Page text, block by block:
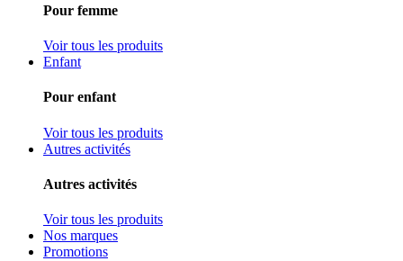
Pour femme
Voir tous les produits
Enfant
Pour enfant
Voir tous les produits
Autres activités
Autres activités
Voir tous les produits
Nos marques
Promotions